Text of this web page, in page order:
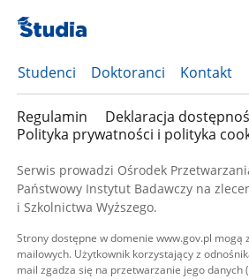
Studenci Doktoranci Kontakt
Regulamin
Deklaracja
Polityka prywatności i polityka
Serwis prowadzi Ośrodek
Państwowy Instytut Badawczy na
i Szkolnictwa Wyższego.
Strony dostępne w domenie www.gov.pl mogą
mailowych. Użytkownik korzystający z
mail zgadza się na przetwarzanie jego danych